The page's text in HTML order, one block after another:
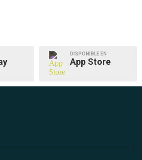
DISPONIBLE EN
App Store